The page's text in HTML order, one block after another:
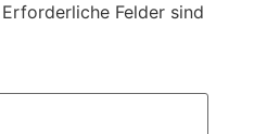
Erforderliche Felder sind